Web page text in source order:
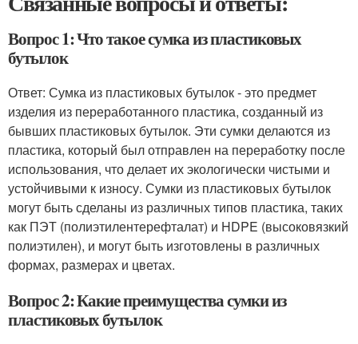
Вопрос 1: Что такое сумка из пластиковых
бутылок
Ответ: Сумка из пластиковых бутылок - это предмет
изделия из переработанного пластика, созданный из
бывших пластиковых бутылок. Эти сумки делаются из
пластика, который был отправлен на переработку после
использования, что делает их экологически чистыми и
устойчивыми к износу. Сумки из пластиковых бутылок
могут быть сделаны из различных типов пластика, таких
как ПЭТ (полиэтилентерефталат) и HDPE (высоковязкий
полиэтилен), и могут быть изготовлены в различных
формах, размерах и цветах.
Вопрос 2: Какие преимущества сумки из
пластиковых бутылок